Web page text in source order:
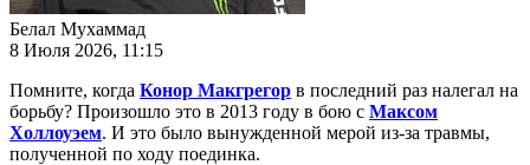
Белал Мухаммад
8 Июля 2026, 11:15
Помните, когда Конор Макгрегор в последний раз налегал на
борьбу? Произошло это в 2013 году в бою с Максом
Холлоуэем. И это было вынужденной мерой из-за травмы,
полученной по ходу поединка.